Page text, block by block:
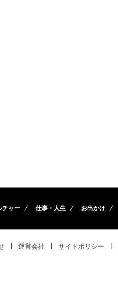
チャー 仕事・人生 お出かけ
運営会社 サイトポリシー